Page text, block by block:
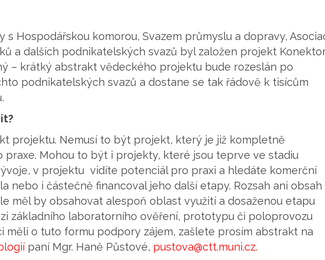
s Hospodářskou komorou, Svazem průmyslu a dopravy,
a dalších podnikatelských svazů byl založen projekt
– krátký abstrakt vědeckého projektu bude rozeslán po
podnikatelských svazů a dostane se tak řádově k tisícům
projektu. Nemusí to být projekt, který je již kompletně
praxe. Mohou to být i projekty, které jsou teprve ve stadiu
v projektu vidíte potenciál pro praxi a hledáte komerční
nebo i částečně financoval jeho další etapy. Rozsah ani obsah
měl by obsahovat alespoň oblast využití a dosaženou etapu
základního laboratorního ověření, prototypu či poloprovozu
měli o tuto formu podpory zájem, zašlete prosím abstrakt na
paní Mgr. Haně Půstové, pustova@ctt.muni.cz.